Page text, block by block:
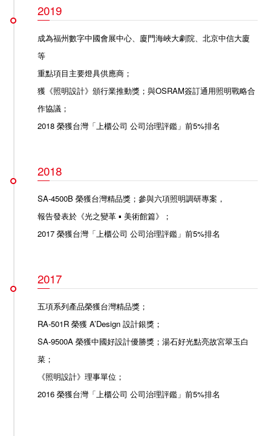
2019
成為福州數字中國會展中心、 廈門海峽大劇院、北京中信大廈
等
重點項目主要燈具供應商；
獲《照明設計》頒行業推動獎 ；與OSRAM簽訂通用照明戰略合
作協議 ；
2018 榮獲台灣「上櫃公司 公司治理評鑑」前5%排名
2018
SA-4500B 榮獲台灣精品獎 ；參與六項照明調研專案，
報告發表於《光之變革 ▪ 美術館篇》；
2017 榮獲台灣「上櫃公司 公司治理評鑑」前5%排名
2017
五項系列產品榮獲台灣精品獎 ；
RA-501R 榮獲 A’Design 設計銀獎 ；
SA-9500A 榮獲中國好設計優勝獎 ；湯石好光點亮故宮翠玉白
菜；
《照明設計》理事單位；
2016 榮獲台灣「上櫃公司 公司治理評鑑」前5%排名